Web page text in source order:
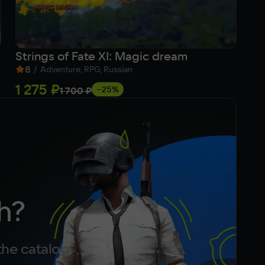
Strings of Fate XI: Magic dream
8 / Adventure, RPG, Russian
1 275 ₽1 700 ₽ −25%
catalog